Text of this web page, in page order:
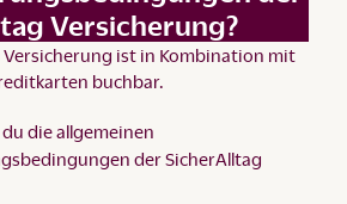
Versicherung?
Versicherung ist in Kombination mit
buchbar.
dieallgemeinen
der SicherAlltag